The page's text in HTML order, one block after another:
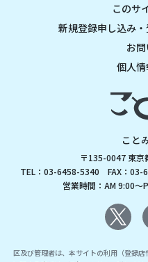
このサ
新規登録申し込み
お
個人
こと
〒135-0047 東京
TEL：03-6458-5340 FAX：03-
営業時間：AM 9:00
区及び管理者は、本サイトの利用（登録